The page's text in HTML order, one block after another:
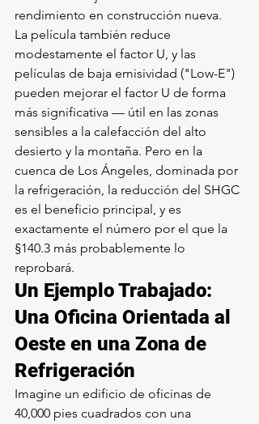
rendimiento en construcción nueva.
La película también reduce
modestamente el factor U, y las
películas de baja emisividad ("Low-E")
pueden mejorar el factor U de forma
más significativa — útil en las zonas
sensibles a la calefacción del alto
desierto y la montaña. Pero en la
cuenca de Los Ángeles, dominada por
la refrigeración, la reducción del SHGC
es el beneficio principal, y es
exactamente el número por el que la
§140.3 más probablemente lo
reprobará.
Un Ejemplo Trabajado:
Una Oficina Orientada al
Oeste en una Zona de
Refrigeración
Imagine un edificio de oficinas de
40,000 pies cuadrados con una